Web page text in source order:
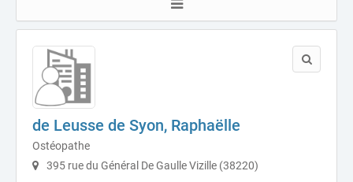
de Leusse de Syon, Raphaëlle
Ostéopathe
395 rue du Général De Gaulle Vizille (38220)